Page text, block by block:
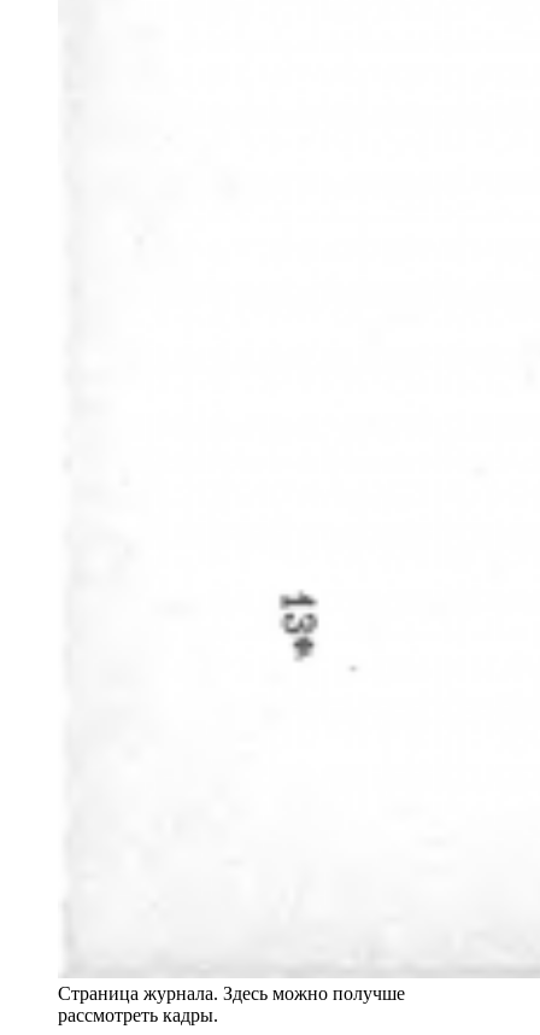
Страница журнала. Здесь можно получше
рассмотреть кадры.